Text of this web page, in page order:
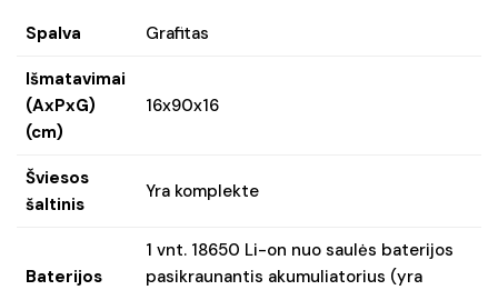
Spalva Grafitas
Išmatavimai
(AxPxG)
(cm)
16x90x16
Šviesos
šaltinis
Yra komplekte
Baterijos
1 vnt. 18650 Li-on nuo saulės baterijos
pasikraunantis akumuliatorius (yra